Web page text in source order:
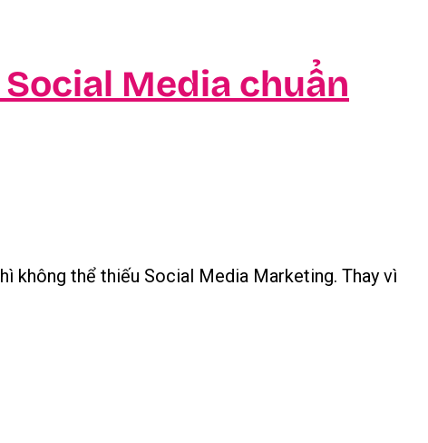
Media chuẩn
không thể thiếu Social Media Marketing. Thay vì